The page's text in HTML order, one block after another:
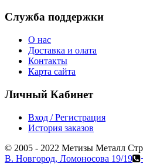
Служба поддержки
О нас
Доставка и олата
Контакты
Карта сайта
Личный Кабинет
Вход / Регистрация
История заказов
© 2005 - 2022 Метизы Металл
В. Новгород, Ломоносова 19/19